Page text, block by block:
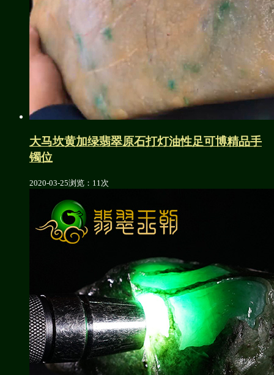
大马坎黄加绿翡翠原石打灯油性足可博精品手
镯位
2020-03-25浏览：11次